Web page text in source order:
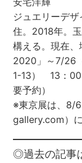
ジュエリーデ
住。2018年。
構える。現在
2020」～7/26
1-13） 13：00
要予約）
※東京展は、8/
gallery.com）
◎過去の記事